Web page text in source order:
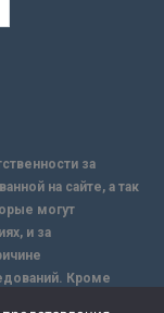
за
на сайте, а так
могут
и за
Кроме